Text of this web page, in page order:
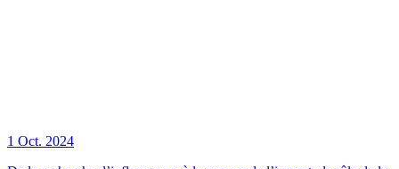
1 Oct. 2024